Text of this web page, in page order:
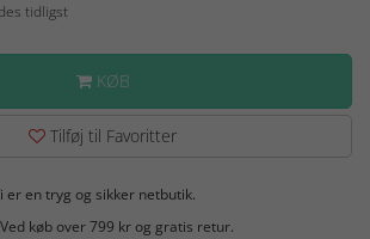
tidligst
KØB
Tilføj til Favoritter
er en tryg og sikker netbutik.
Ved køb over 799 kr og gratis retur.